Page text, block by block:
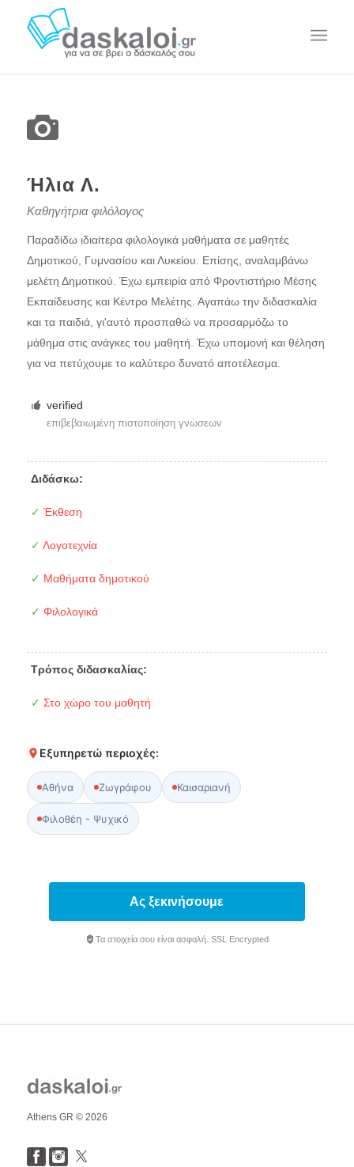
Ήλια Λ.
Καθηγήτρια φιλόλογος
Παραδίδω ιδιαίτερα φιλολογικά μαθήματα σε μαθητές
Δημοτικού, Γυμνασίου και Λυκείου. Επίσης, αναλαμβάνω
μελέτη Δημοτικού. Έχω εμπειρία από Φροντιστήριο Μέσης
Εκπαίδευσης και Κέντρο Μελέτης. Αγαπάω την διδασκαλία
και τα παιδιά, γι'αυτό προσπαθώ να προσαρμόζω το
μάθημα στις ανάγκες του μαθητή. Έχω υπομονή και θέληση
για να πετύχουμε το καλύτερο δυνατό αποτέλεσμα.
verified
επιβεβαιωμένη πιστοποίηση γνώσεων
Διδάσκω:
✓ Έκθεση
✓ Λογοτεχνία
✓ Μαθήματα δημοτικού
✓ Φιλολογικά
Τρόπος διδασκαλίας:
✓ Στο χώρο του μαθητή
Εξυπηρετώ περιοχές:
Αθήνα Ζωγράφου Καισαριανή
Φιλοθέη - Ψυχικό
Ας ξεκινήσουμε
Τα στοιχεία σου είναι ασφαλή. SSL Encrypted
Athens GR © 2026